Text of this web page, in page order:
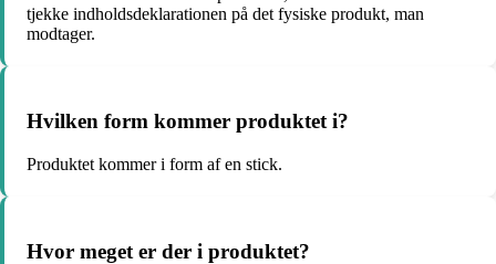
tjekke indholdsdeklarationen på det fysiske produkt, man
modtager.
Hvilken form kommer produktet i?
Produktet kommer i form af en stick.
Hvor meget er der i produktet?